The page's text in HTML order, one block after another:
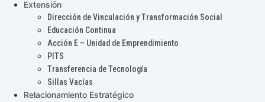
Extensión
Dirección de Vinculación y Transformación Social
Educación Continua
Acción E – Unidad de Emprendimiento
PITS
Transferencia de Tecnología
Sillas Vacías
Relacionamiento Estratégico